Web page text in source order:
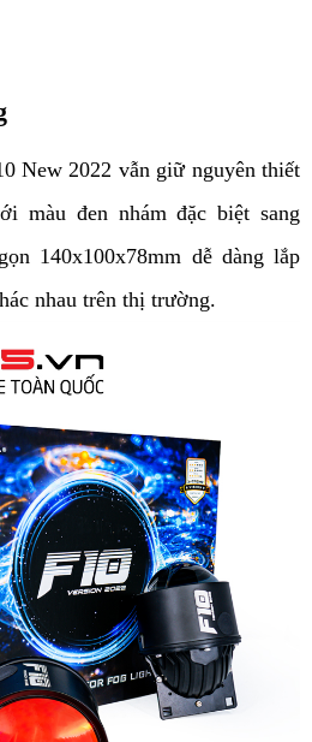
New 2022 vẫn giữ nguyên thiết
màu đen nhám đặc biệt sang
140x100x78mm dễ dàng lắp
nhau trên thị trường.